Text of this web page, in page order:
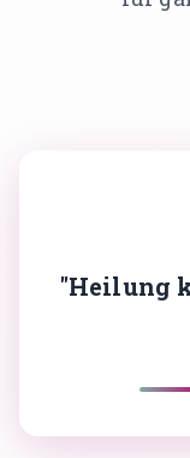
Unsere Partner
"Heilung